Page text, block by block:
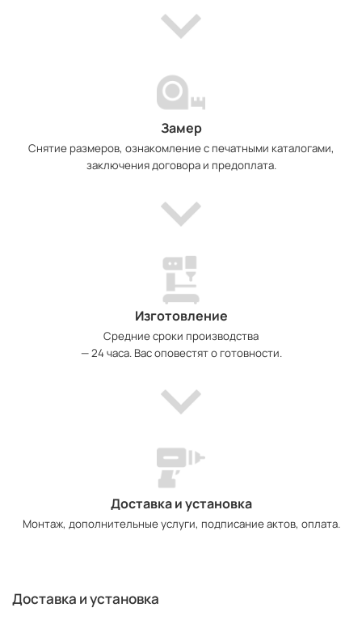
Замер
Снятие размеров, ознакомление с печатными каталогами,
заключения договора и предоплата.
Изготовление
Средние сроки производства
— 24 часа. Вас оповестят о готовности.
Доставка и установка
Монтаж, дополнительные услуги, подписание актов, оплата.
Доставка и установка